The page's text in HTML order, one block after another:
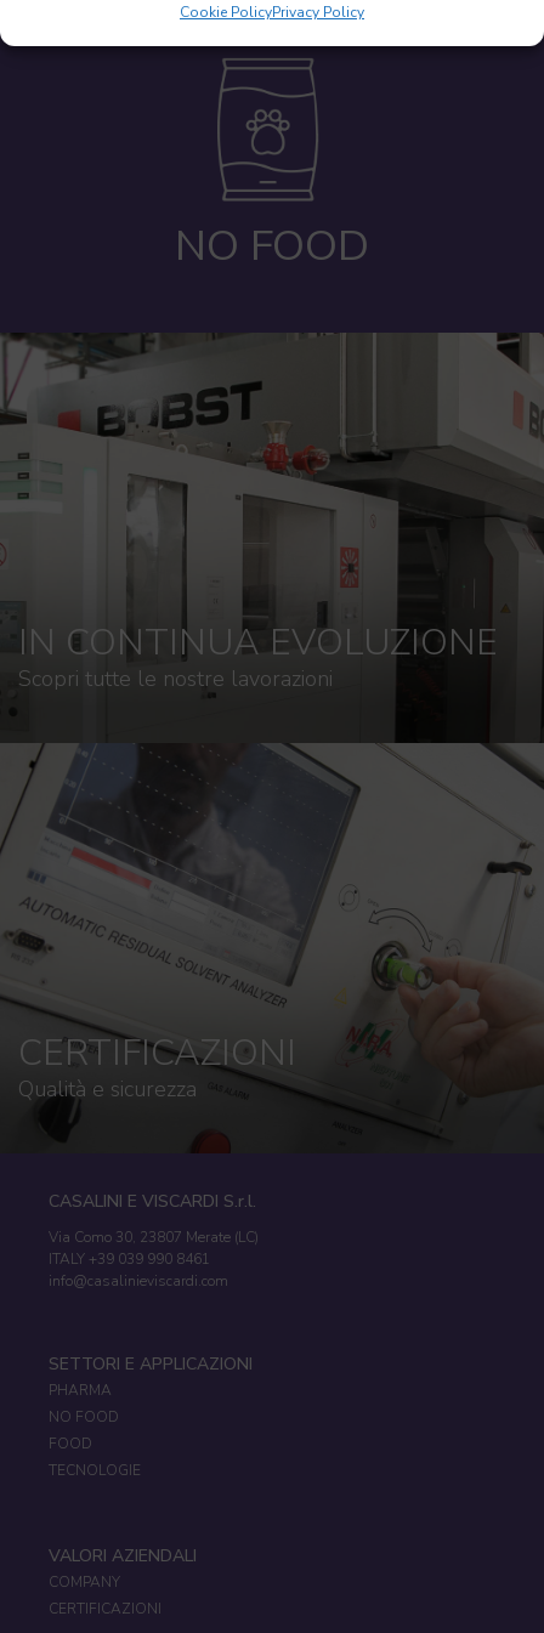
Cookie PolicyPrivacy Policy
NO FOOD
IN CONTINUA EVOLUZIONE
Scopri tutte le nostre lavorazioni
CERTIFICAZIONI
Qualità e sicurezza
CASALINI E VISCARDI S.r.l.
Via Como 30, 23807 Merate (LC)
ITALY +39 039 990 8461
info@casalinieviscardi.com
SETTORI E APPLICAZIONI
PHARMA
NO FOOD
FOOD
TECNOLOGIE
VALORI AZIENDALI
COMPANY
CERTIFICAZIONI